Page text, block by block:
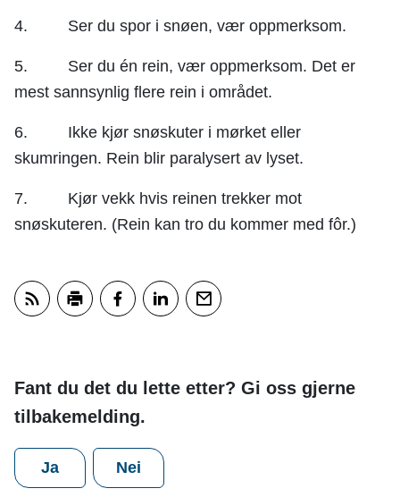
4. Ser du spor i snøen, vær oppmerksom.
5. Ser du én rein, vær oppmerksom. Det er
mest sannsynlig flere rein i området.
6. Ikke kjør snøskuter i mørket eller
skumringen. Rein blir paralysert av lyset.
7. Kjør vekk hvis reinen trekker mot
snøskuteren. (Rein kan tro du kommer med fôr.)
Fant du det du lette etter? Gi oss gjerne
tilbakemelding.
Ja Nei